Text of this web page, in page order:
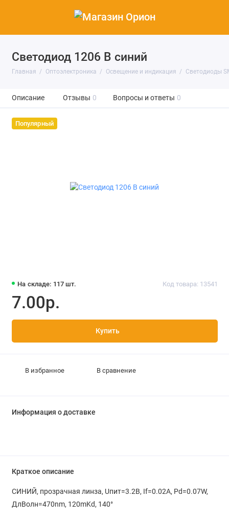
Светодиод 1206 B синий
Главная Оптоэлектроника Освещение и индикация Светодиоды
Описание Отзывы 0 Вопросы и ответы 0
Популярный
На складе: 117 шт. Код товара: 13541
7.00р.
Купить
В избранное В сравнение
Информация о доставке
Краткое описание
СИНИЙ, прозрачная линза, Uпит=3.2В, If=0.02A, Pd=0.07W,
ДлВолн=470nm, 120mKd, 140°